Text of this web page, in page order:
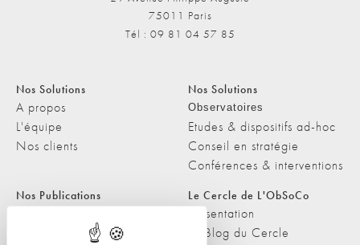
75011 Paris
Tél : 09 81 04 57 85
Nos Solutions
A propos
L'équipe
Nos clients
Nos Solutions
Observatoires
Etudes & dispositifs ad-hoc
Conseil en stratégie
Conférences & interventions
Nos Publications
Les Podcasts de L'ObSoCo
Le Cercle de L'ObSoCo
Présentation
Le Blog du Cercle